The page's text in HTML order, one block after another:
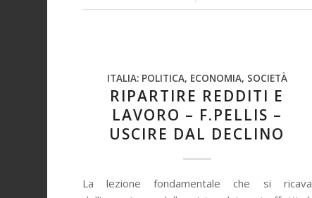
ITALIA: POLITICA, ECONOMIA, SOCIETÀ
RIPARTIRE REDDITI E
LAVORO – F.PELLIS –
USCIRE DAL DECLINO
La lezione fondamentale che si ricava